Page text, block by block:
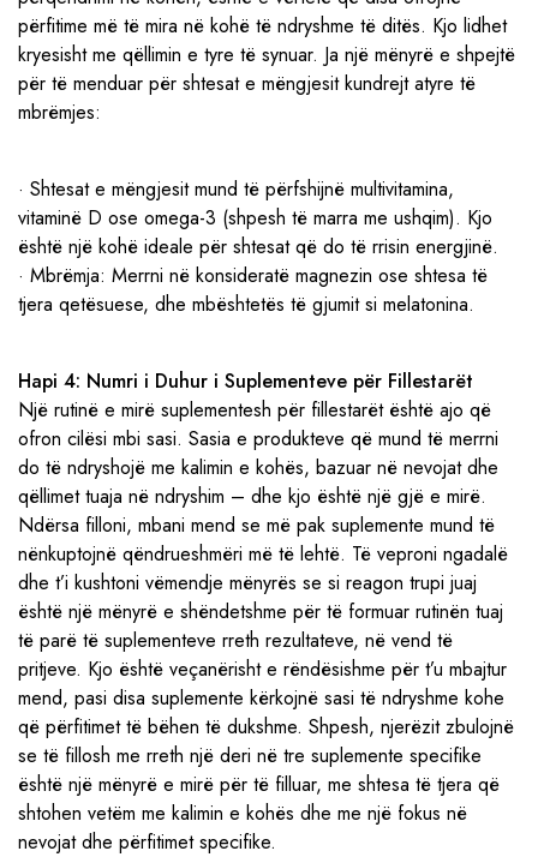
përfitime më të mira në kohë të ndryshme të ditës. Kjo lidhet
kryesisht me qëllimin e tyre të synuar. Ja një mënyrë e shpejtë
për të menduar për shtesat e mëngjesit kundrejt atyre të
mbrëmjes:
· Shtesat e mëngjesit mund të përfshijnë multivitamina,
vitaminë D ose omega-3 (shpesh të marra me ushqim). Kjo
është një kohë ideale për shtesat që do të rrisin energjinë.
· Mbrëmja: Merrni në konsideratë magnezin ose shtesa të
tjera qetësuese, dhe mbështetës të gjumit si melatonina.
Hapi 4: Numri i Duhur i Suplementeve për Fillestarët
Një rutinë e mirë suplementesh për fillestarët është ajo që
ofron cilësi mbi sasi. Sasia e produkteve që mund të merrni
do të ndryshojë me kalimin e kohës, bazuar në nevojat dhe
qëllimet tuaja në ndryshim – dhe kjo është një gjë e mirë.
Ndërsa filloni, mbani mend se më pak suplemente mund të
nënkuptojnë qëndrueshmëri më të lehtë. Të veproni ngadalë
dhe t’i kushtoni vëmendje mënyrës se si reagon trupi juaj
është një mënyrë e shëndetshme për të formuar rutinën tuaj
të parë të suplementeve rreth rezultateve, në vend të
pritjeve. Kjo është veçanërisht e rëndësishme për t’u mbajtur
mend, pasi disa suplemente kërkojnë sasi të ndryshme kohe
që përfitimet të bëhen të dukshme. Shpesh, njerëzit zbulojnë
se të fillosh me rreth një deri në tre suplemente specifike
është një mënyrë e mirë për të filluar, me shtesa të tjera që
shtohen vetëm me kalimin e kohës dhe me një fokus në
nevojat dhe përfitimet specifike.